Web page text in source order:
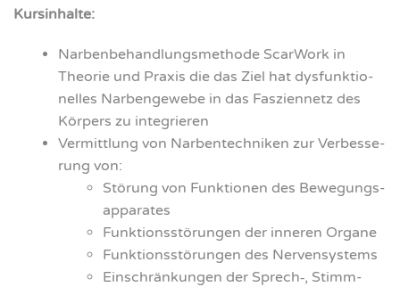
Kurs­in­hal­te:
Nar­ben­be­hand­lungs­me­tho­de Scar­Work in
Theo­rie und Pra­xis die das Ziel hat dys­funk­tio­
nel­les Nar­ben­ge­we­be in das Fas­zi­en­netz des
Kör­pers zu inte­grie­ren
Ver­mitt­lung von Nar­ben­tech­ni­ken zur Ver­bes­se­
rung von:
Stö­rung von Funk­tio­nen des Bewe­gungs­
ap­pa­ra­tes
Funk­ti­ons­stö­run­gen der inne­ren Orga­ne
Funk­ti­ons­stö­run­gen des Ner­ven­sys­tems
Ein­schrän­kun­gen der Sprech‑, Stimm-